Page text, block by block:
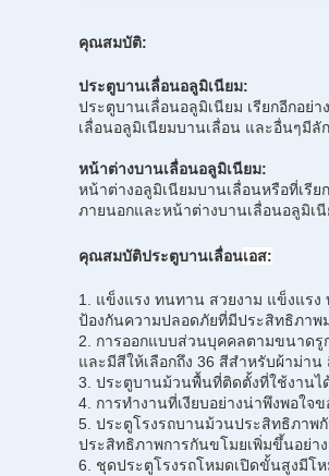
คุณสมบัติ:
ประตูบานเลื่อนอลูมิเนียม:
ประตูบานเลื่อนอลูมิเนียม เรียกอีกอย่
เลื่อนอลูมิเนียมบานเลื่อน และอื่นๆมี
หน้าต่างบานเลื่อนอลูมิเนียม:
หน้าต่างอลูมิเนียมบานเลื่อนหรือที่เรี
ภายนอกและหน้าต่างบานเลื่อนอลูมิเ
คุณสมบัติประตูบานเลื่อนเอส:
1. แข็งแรง ทนทาน สวยงาม แข็งแร
ป้องกันความปลอดภัยที่มีประสิทธิภาพ
2. การออกแบบส่วนบุคคลตามขนาด
และมีสีให้เลือกถึง 36 สีสำหรับผ้าม่า
3. ประตูบานม้วนพื้นที่ติดตั้งที่ใช้งานไ
4. การทำงานที่เงียบอย่างน่าพึงพอใ
5. ประตูโรงรถบานม้วนประสิทธิภาพ
ประสิทธิภาพการกันขโมยเพิ่มขึ้นอย่า
6. ชุดประตูโรงรถโหมดเปิดขั้นสูงมีโ